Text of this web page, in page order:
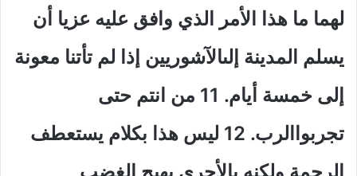
لهما ما هذا الأمر الذي وافق عليه عزيا أن
يسلم المدينة إلىالآشوريين إذا لم تأتنا معونة
إلى خمسة أيام. 11 من انتم حتى
تجربواالرب. 12 ليس هذا بكلام يستعطف